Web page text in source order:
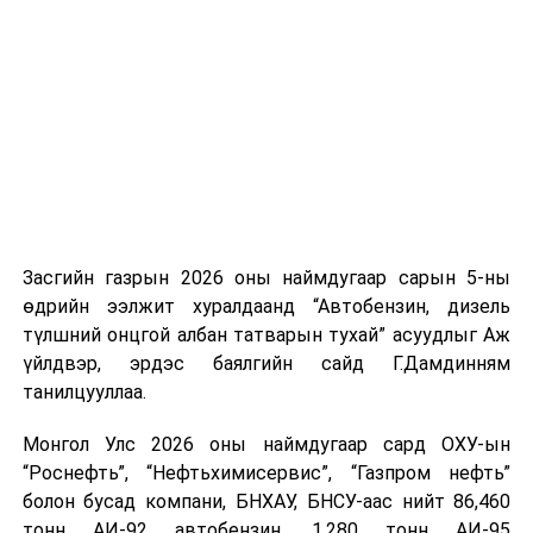
Засгийн газрын 2026 оны наймдугаар сарын 5-ны
өдрийн ээлжит хуралдаанд “Автобензин, дизель
түлшний онцгой албан татварын тухай” асуудлыг Аж
үйлдвэр, эрдэс баялгийн сайд Г.Дамдинням
танилцууллаа.
Монгол Улс 2026 оны наймдугаар сард ОХУ-ын
“Роснефть”, “Нефтьхимисервис”, “Газпром нефть”
болон бусад компани, БНХАУ, БНСУ-аас нийт 86,460